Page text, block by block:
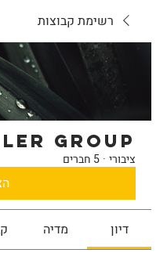
רשימת קבוצות
Group
ציבורי · 5 חברים
דיון מדיה